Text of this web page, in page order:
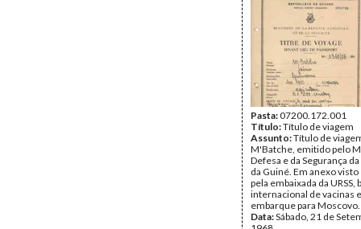
Pasta:07200.172.001
Título:Título de viagem
Assunto:Título de
M'Batche, emitido pelo
Defesa e da Segurança
da Guiné. Em anexo
pela embaixada da URSS,
internacional de vacinas
embarque para Moscovo.
Data:Sábado, 21 de